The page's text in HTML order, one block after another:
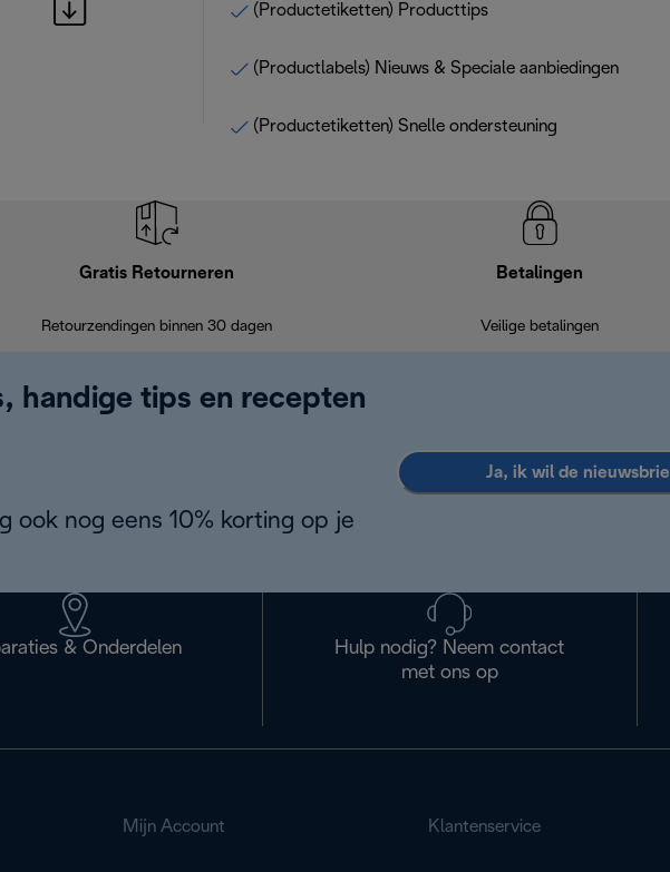
(Productetiketten) Producttips
(Productlabels) Nieuws & Speciale aanbiedingen
(Productetiketten) Snelle ondersteuning
Gratis Retourneren
Retourzendingen binnen 30 dagen
Betalingen
Veilige betalingen
handige tips en recepten
ook nog eens 10% korting op je
Ja, ik wil de
& Onderdelen
Hulp nodig? Neem contact
met ons op
Mijn Account Klantenservice